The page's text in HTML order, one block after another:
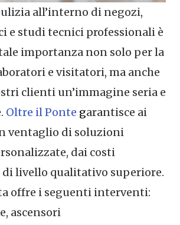
all’interno di negozi,
e studi tecnici professionali è
importanza non solo per la
e visitatori, ma anche
clienti un’immagine seria e
Oltre il Ponte garantisce ai
ventaglio di soluzioni
dai costi
livello qualitativo superiore.
offre i seguenti interventi:
ascensori